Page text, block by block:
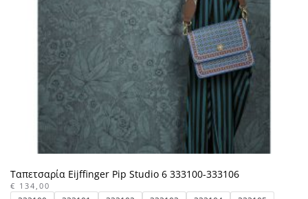
επιλεγούν
στη
σελίδα
του
προϊόντος
Ταπετσαρία Eijffinger Pip Studio 6 333100-333106
€ 134,00